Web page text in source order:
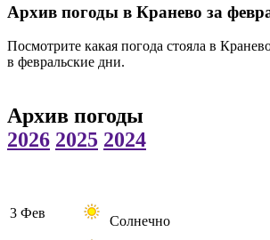
Архив погоды в Кранево за
Посмотрите какая погода стояла в
в февральские дни.
Архив погоды
2026 2025 2024
3 Фев
Солнечно